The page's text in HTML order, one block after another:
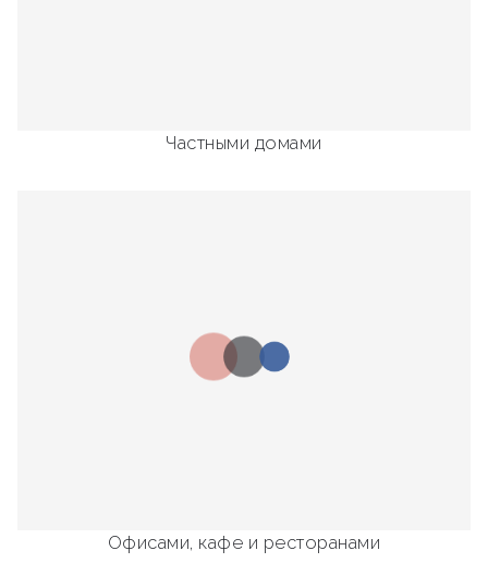
Частными домами
Офисами, кафе и ресторанами